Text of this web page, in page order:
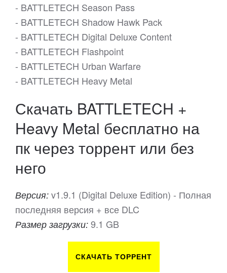
- BATTLETECH Season Pass
- BATTLETECH Shadow Hawk Pack
- BATTLETECH Digital Deluxe Content
- BATTLETECH Flashpoint
- BATTLETECH Urban Warfare
- BATTLETECH Heavy Metal
Скачать BATTLETECH +
Heavy Metal бесплатно на
пк через торрент или без
него
Версия: v1.9.1 (Digital Deluxe Edition) - Полная
последняя версия + все DLC
Размер загрузки: 9.1 GB
СКАЧАТЬ ТОРРЕНТ